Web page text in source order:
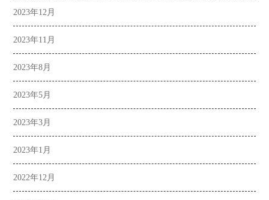
2023年12月
2023年11月
2023年8月
2023年5月
2023年3月
2023年1月
2022年12月